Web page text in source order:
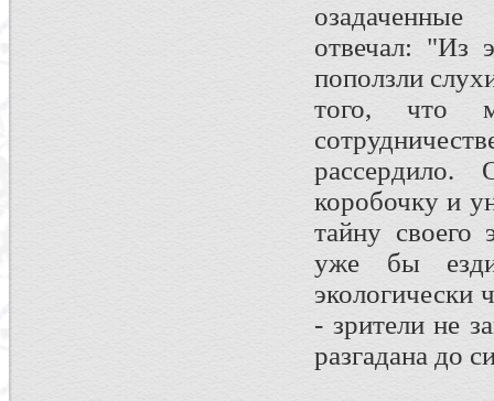
отвечал: "Из
поползли
того, что
коробочку и
тайну своего
уже бы
экологически
- зрители не
разгадана до